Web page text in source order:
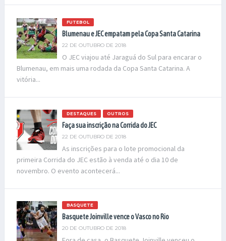
FUTEBOL
Blumenau e JEC empatam pela Copa Santa Catarina
22 DE OUTUBRO DE 2018
O JEC viajou até Jaraguá do Sul para encarar o
Blumenau, em mais uma rodada da Copa Santa Catarina. A
vitória...
DESTAQUES OUTROS
Faça sua inscrição na Corrida do JEC
22 DE OUTUBRO DE 2018
As inscrições para o lote promocional da
primeira Corrida do JEC estão à venda até o dia 10 de
novembro. O evento acontecerá...
BASQUETE
Basquete Joinville vence o Vasco no Rio
20 DE OUTUBRO DE 2018